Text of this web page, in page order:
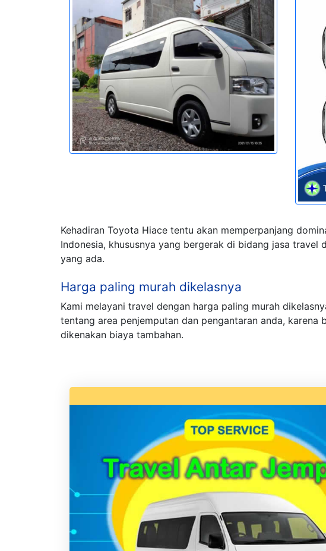
Kehadiran Toyota Hiace tentu akan memperpanjang
Indonesia, khususnya yang bergerak di bidang jasa
yang ada.
Harga paling murah dikelasnya
Kami melayani travel dengan harga paling murah
tentang area penjemputan dan pengantaran anda,
dikenakan biaya tambahan.